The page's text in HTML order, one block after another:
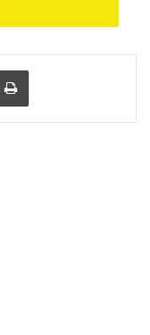
minerais e fibras,
o
saciedade e
de
quem tem uma
equilibrada sem
Saudáveis
mail Imprimir